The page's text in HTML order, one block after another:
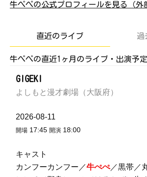
牛ぺぺの公式プロフィールを見る（外
直近のライブ 過
牛ぺぺの直近1ヶ月のライブ・出演予定
GIGEKI
よしもと漫才劇場（大阪府）
2026-08-11
開場 17:45 開演 18:00
キャスト
カンフーカンフー／牛ぺぺ／黒帯／